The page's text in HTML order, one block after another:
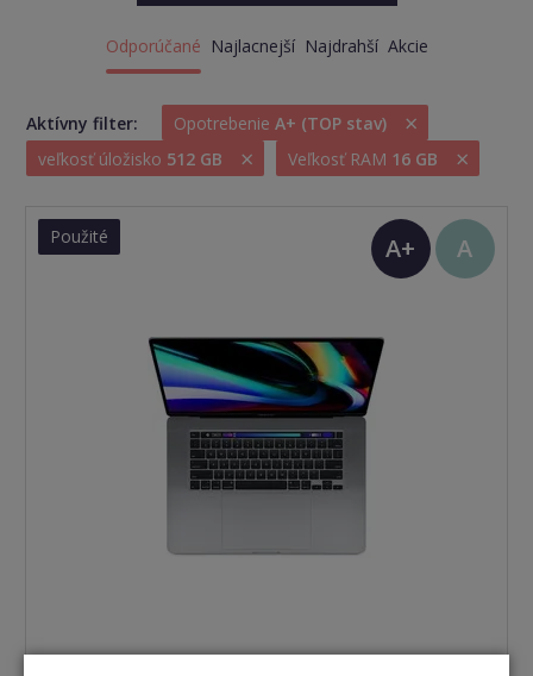
Odporúčané Najlacnejší Najdrahší Akcie
Aktívny filter: OpotrebenieA+ (TOP stav) ×
veľkosť úložisko 512 GB × Veľkosť RAM 16 GB ×
Použité
A+
stav)
A